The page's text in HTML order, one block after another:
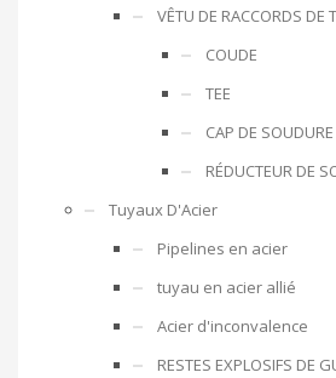
VÊTU DE RACCORDS DE
COUDE
TEE
CAP DE
RÉDUCTEUR DE
Tuyaux D'Acier
Pipelines en acier
tuyau en acier allié
Acier d'inconvalence
RESTES EXPLOSIFS DE